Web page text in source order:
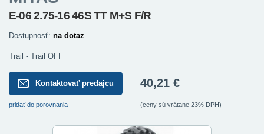
E-06 2.75-16 46S TT M+S F/R
Dostupnosť: na dotaz
Trail - Trail OFF
Kontaktovať predajcu
pridať do porovnania
40,21 €
(ceny sú vrátane 23% DPH)